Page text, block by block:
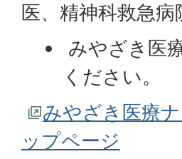
医、精神科救急
みやざき医
ください。
みやざき医療
ップページ